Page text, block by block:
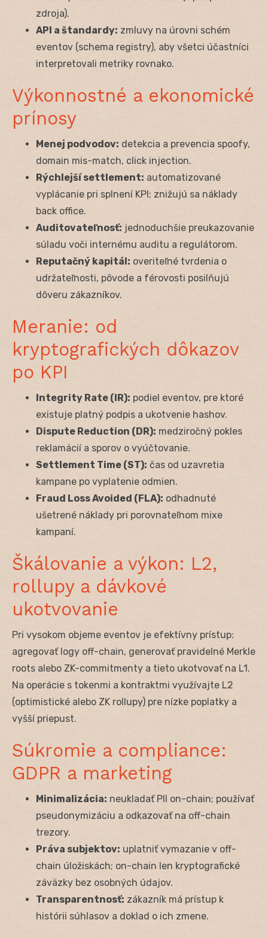
zdroja).
API a štandardy: zmluvy na úrovni schém
eventov (schema registry), aby všetci účastníci
interpretovali metriky rovnako.
Výkonnostné a ekonomické
prínosy
Menej podvodov: detekcia a prevencia spoofy,
domain mis-match, click injection.
Rýchlejší settlement: automatizované
vyplácanie pri splnení KPI; znižujú sa náklady
back office.
Auditovateľnosť: jednoduchšie preukazovanie
súladu voči internému auditu a regulátorom.
Reputačný kapitál: overiteľné tvrdenia o
udržateľnosti, pôvode a férovosti posilňujú
dôveru zákazníkov.
Meranie: od
kryptografických dôkazov
po KPI
Integrity Rate (IR): podiel eventov, pre ktoré
existuje platný podpis a ukotvenie hashov.
Dispute Reduction (DR): medziročný pokles
reklamácií a sporov o vyúčtovanie.
Settlement Time (ST): čas od uzavretia
kampane po vyplatenie odmien.
Fraud Loss Avoided (FLA): odhadnuté
ušetrené náklady pri porovnateľnom mixe
kampaní.
Škálovanie a výkon: L2,
rollupy a dávkové
ukotvovanie
Pri vysokom objeme eventov je efektívny prístup:
agregovať logy off-chain, generovať pravidelné Merkle
roots alebo ZK-commitmenty a tieto ukotvovať na L1.
Na operácie s tokenmi a kontraktmi využívajte L2
(optimistické alebo ZK rollupy) pre nízke poplatky a
vyšší priepust.
Súkromie a compliance:
GDPR a marketing
Minimalizácia: neukladať PII on-chain; používať
pseudonymizáciu a odkazovať na off-chain
trezory.
Práva subjektov: uplatniť vymazanie v off-
chain úložiskách; on-chain len kryptografické
záväzky bez osobných údajov.
Transparentnosť: zákazník má prístup k
histórii súhlasov a doklad o ich zmene.